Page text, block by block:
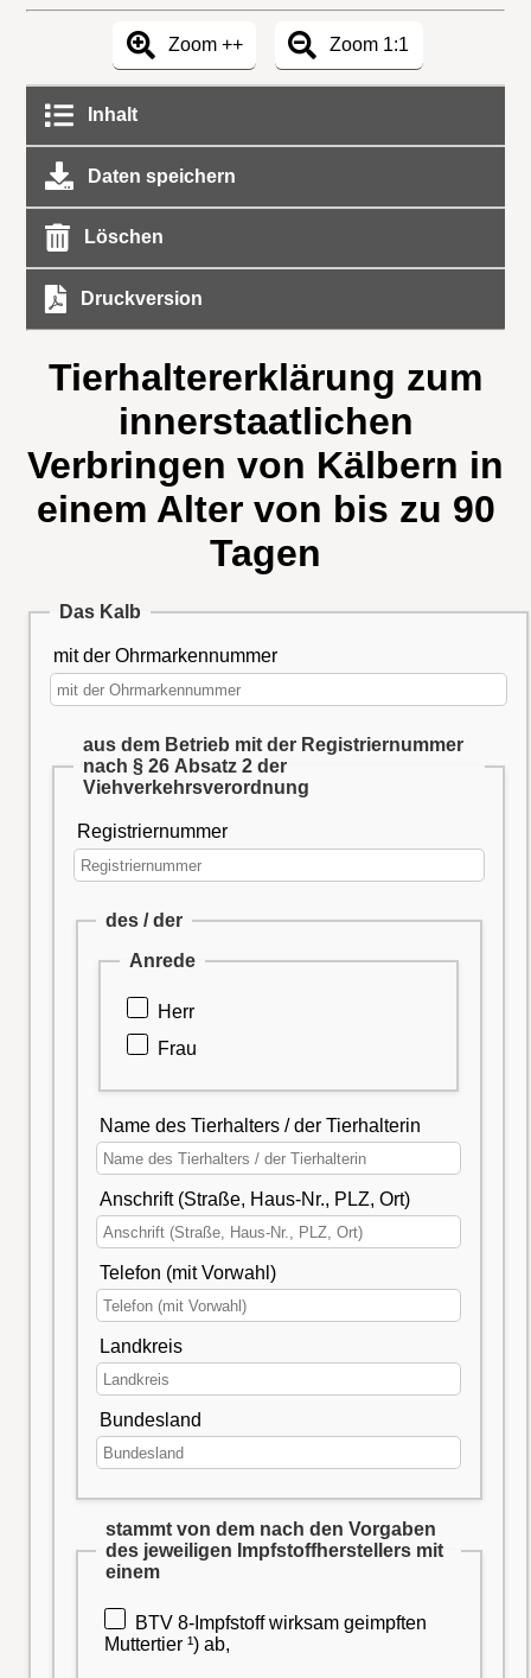
Zoom ++ Zoom 1:1
Inhalt
Daten speichern
Löschen
Druckversion
Tierhaltererklärung zum
innerstaatlichen
Verbringen von Kälbern in
einem Alter von bis zu 90
Tagen
Das Kalb
mit der Ohrmarkennummer
aus dem Betrieb mit der Registriernummer
nach § 26 Absatz 2 der
Viehverkehrsverordnung
Registriernummer
des / der
Anrede
Herr
Frau
Name des Tierhalters / der Tierhalterin
Anschrift (Straße, Haus-Nr., PLZ, Ort)
Telefon (mit Vorwahl)
Landkreis
Bundesland
stammt von dem nach den Vorgaben
des jeweiligen Impfstoffherstellers mit
einem
BTV 8-Impfstoff wirksam geimpften
Muttertier ¹) ab,